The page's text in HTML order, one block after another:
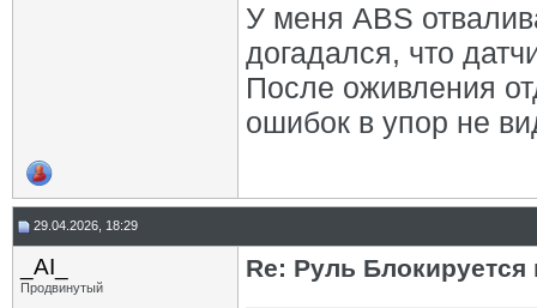
У меня ABS
догадался, что
После оживления
ошибок в упор не
29.04.2026, 18:29
_AI_
Продвинутый
Re: Руль Блокируется